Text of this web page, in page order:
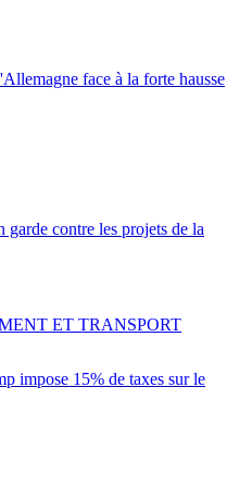
face à la forte hausse
garde contre les projets de la
impose 15% de taxes sur le
ET TRANSPORT